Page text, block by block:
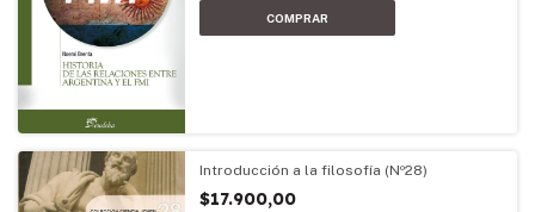
Introducción a la filosofía (Nº28)
$17.900,00